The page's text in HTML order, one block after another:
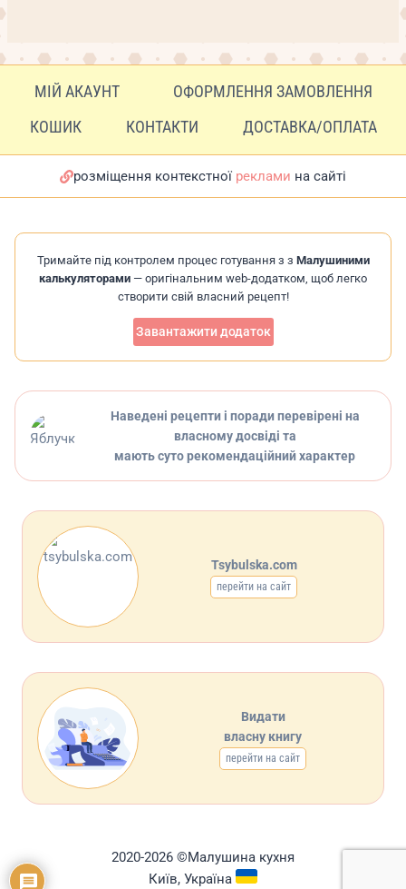
МІЙ АКАУНТ
ОФОРМЛЕННЯ ЗАМОВЛЕННЯ
КОШИК
КОНТАКТИ ДОСТАВКА/ОПЛАТА
розміщення контекстної реклами на сайті
Тримайте під контролем процес готування з з Малушиними
калькуляторами — оригінальним web-додатком, щоб легко
створити свій власний рецепт!
Завантажити додаток
Наведені рецепти і поради перевірені на
власному досвіді та
мають суто рекомендаційний характер
Tsybulska.com
перейти на сайт
Видати
власну книгу
перейти на сайт
2020-2026 ©Малушина кухня
Київ, Україна